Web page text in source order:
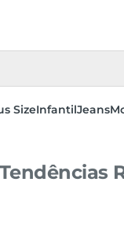
SizeInfantilJeans